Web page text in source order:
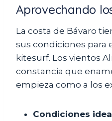
Aprovechando
La costa de Bávaro
sus condiciones para
kitesurf. Los vientos
constancia que
empieza como a los
Condiciones